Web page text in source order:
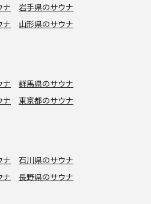
ナ
岩手県のサウナ
ナ
山形県のサウナ
ナ
群馬県のサウナ
ナ
東京都のサウナ
ナ
石川県のサウナ
ナ 長野県のサウナ